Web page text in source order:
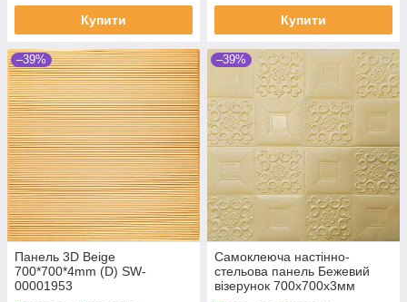
Купити Купити
–39%
Панель 3D Beige
700*700*4mm (D) SW-
00001953
–39%
Самоклеюча настінно-
стельова панель Бежевий
візерунок 700x700x3мм